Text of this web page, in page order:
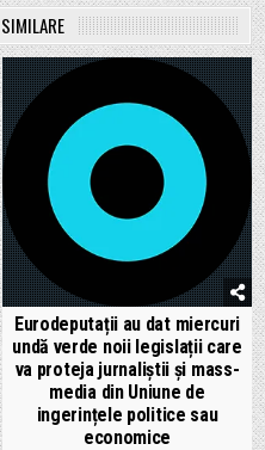
Eurodeputații au dat miercuri
undă verde noii legislații care
va proteja jurnaliștii și mass-
media din Uniune de
ingerințele politice sau
economice